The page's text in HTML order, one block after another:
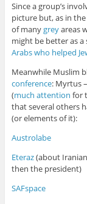
Since a group’s
picture but, as in
of manygreyareas
might be better as
Arabs who helped
Meanwhile Muslim
conference: Myrtus
(much attention for
that several others
(or elements of it):
Austrolabe
Eteraz(about
then the president)
SAFspace